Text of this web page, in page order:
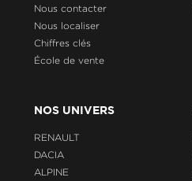
Nous contacter
Nous localiser
Chiffres clés
École de vente
NOS UNIVERS
RENAULT
DACIA
ALPINE